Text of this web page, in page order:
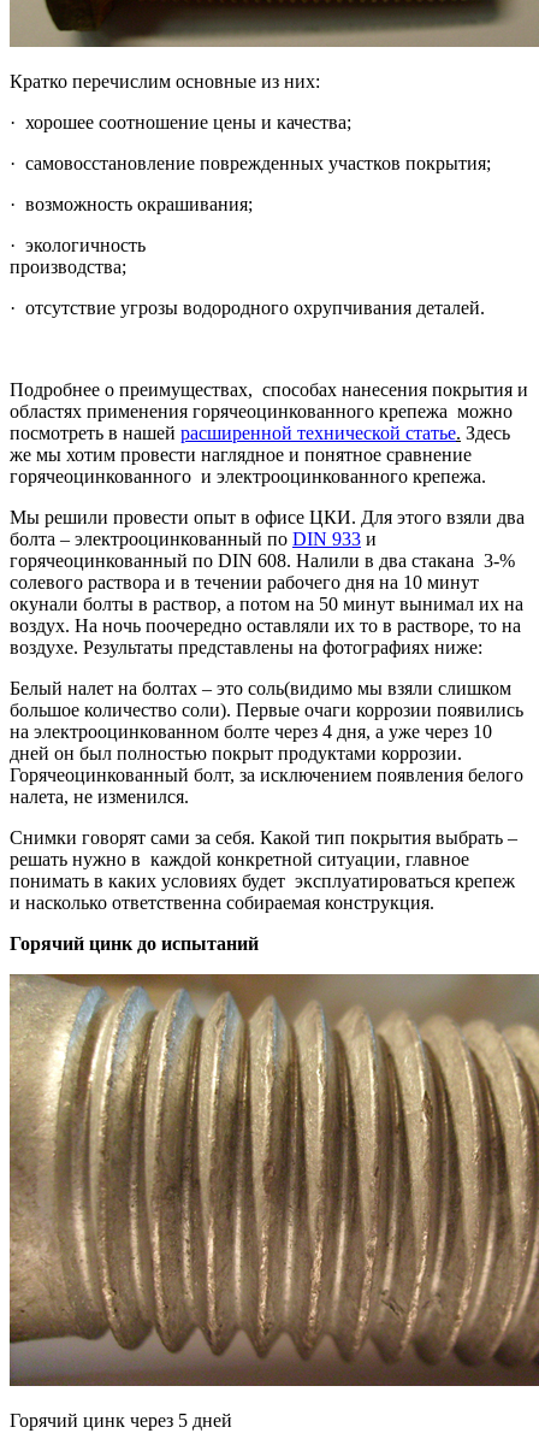
Кратко перечислим основные из них:
· хорошее соотношение цены и качества;
· самовосстановление поврежденных участков покрытия;
· возможность окрашивания;
· экологичность
производства;
· отсутствие угрозы водородного охрупчивания деталей.
Подробнее о преимуществах, способах нанесения покрытия и
областях применения горячеоцинкованного крепежа можно
посмотреть в нашей расширенной технической статье. Здесь
же мы хотим провести наглядное и понятное сравнение
горячеоцинкованного и электрооцинкованного крепежа.
Мы решили провести опыт в офисе ЦКИ. Для этого взяли два
болта – электрооцинкованный по DIN 933 и
горячеоцинкованный по DIN 608. Налили в два стакана 3-%
солевого раствора и в течении рабочего дня на 10 минут
окунали болты в раствор, а потом на 50 минут вынимал их на
воздух. На ночь поочередно оставляли их то в растворе, то на
воздухе. Результаты представлены на фотографиях ниже:
Белый налет на болтах – это соль(видимо мы взяли слишком
большое количество соли). Первые очаги коррозии появились
на электрооцинкованном болте через 4 дня, а уже через 10
дней он был полностью покрыт продуктами коррозии.
Горячеоцинкованный болт, за исключением появления белого
налета, не изменился.
Снимки говорят сами за себя. Какой тип покрытия выбрать –
решать нужно в каждой конкретной ситуации, главное
понимать в каких условиях будет эксплуатироваться крепеж
и насколько ответственна собираемая конструкция.
Горячий цинк до испытаний
Горячий цинк через 5 дней